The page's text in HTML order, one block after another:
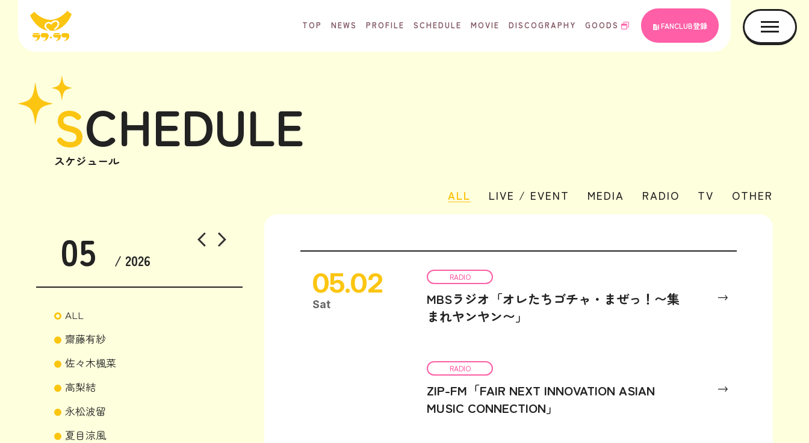
TOP NEWS PROFILE SCHEDULE MOVIE DISCOGRAPHY GOODS FANCLUB登録
SCHEDULE
スケジュール
ALL LIVE / EVENT MEDIA RADIO TV OTHER
05 / 2026
ALL
齋藤有紗
佐々木楓菜
高梨結
永松波留
夏目涼風
05.02
Sat
RADIO
MBSラジオ「オレたちゴチャ・まぜっ！〜集
まれヤンヤン〜」
RADIO
ZIP-FM「FAIR NEXT INNOVATION ASIAN
MUSIC CONNECTION」